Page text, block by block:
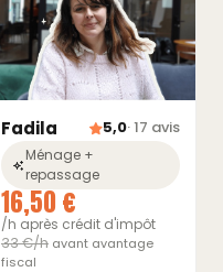
Fadila 5,0· 17 avis
Ménage +
repassage
16,50 €
/h après crédit d'impôt
33 €/h avant avantage
fiscal